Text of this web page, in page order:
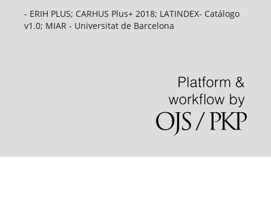
- ERIH PLUS; CARHUS Plus+ 2018; LATINDEX- Catálogo
v1.0; MIAR - Universitat de Barcelona